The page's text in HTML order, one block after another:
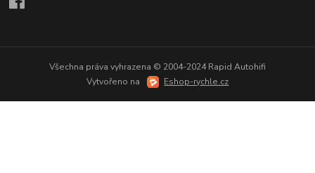
Všechna práva vyhrazena © 2004-2024 Rapid Autohifi
Vytvořeno na
Eshop-rychle.cz